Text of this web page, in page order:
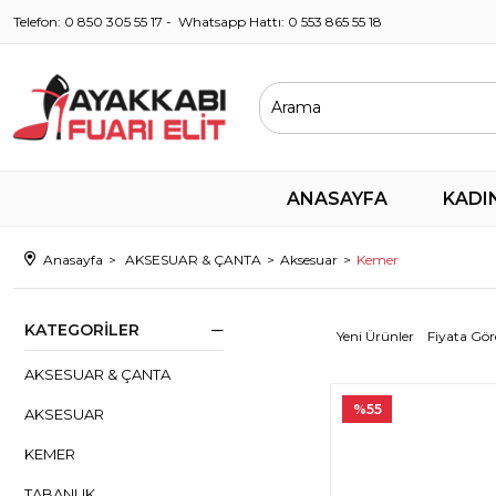
Telefon: 0 850 305 55 17 - Whatsapp Hattı: 0 553 865 55 18
ANASAYFA
Anasayfa AKSESUAR & ÇANTA Aksesuar Kemer
KATEGORILER
AKSESUAR & ÇANTA
AKSESUAR
KEMER
Yeni Ürünler Fiyata
%55